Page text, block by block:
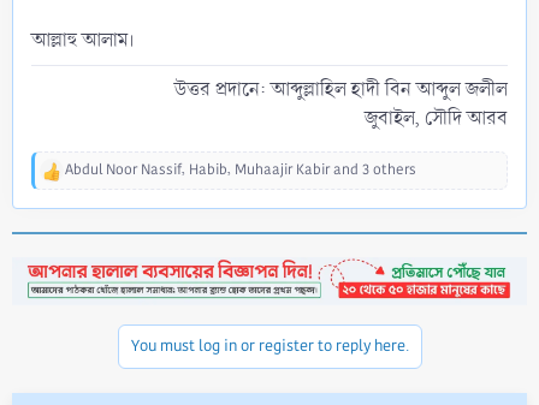
আল্লাহু আলাম।
উত্তর প্রদানে: আব্দুল্লাহিল হাদী বিন আব্দুল জলীল
জুবাইল, সৌদি আরব​
R
t
i
Abdul Noor Nassif, Habib, Muhaajir Kabirand 3 others
You must log in or register to reply here.